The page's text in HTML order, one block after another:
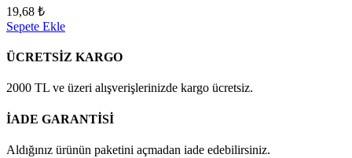
19,68 ₺
Sepete Ekle
ÜCRETSİZ KARGO
2000 TL ve üzeri alışverişlerinizde kargo ücretsiz.
İADE GARANTİSİ
Aldığınız ürünün paketini açmadan iade edebilirsiniz.